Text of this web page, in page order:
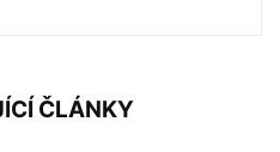
ČLÁNKY